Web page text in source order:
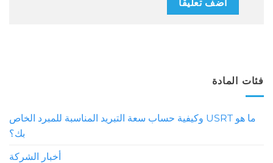
فئات المادة
ما هو USRT وكيفية حساب سعة التبريد المناسبة للمبرد الخاص
بك؟
أخبار الشركة